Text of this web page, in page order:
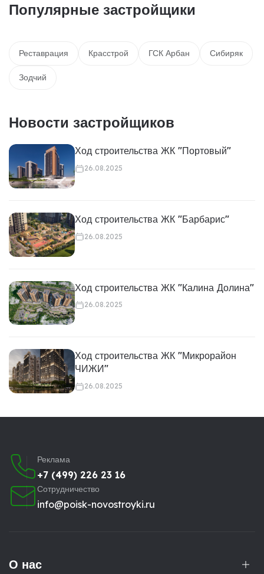
Популярные застройщики
Реставрация Красстрой ГСК Арбан Сибиряк
Зодчий
Новости застройщиков
Ход строительства ЖК "Портовый"
26.08.2025
Ход строительства ЖК "Барбарис"
26.08.2025
Ход строительства ЖК "Калина Долина"
26.08.2025
Ход строительства ЖК "Микрорайон
ЧИЖИ"
26.08.2025
Реклама
+7 (499) 226 23 16
Сотрудничество
info@poisk-novostroyki.ru
О нас